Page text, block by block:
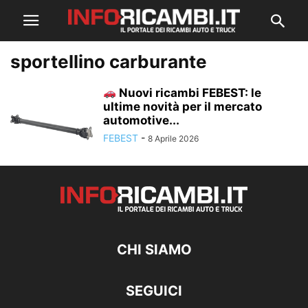
sportellino carburante
Nuovi ricambi FEBEST: le
ultime novità per il mercato
automotive...
FEBEST - 8 Aprile 2026
CHI SIAMO
SEGUICI